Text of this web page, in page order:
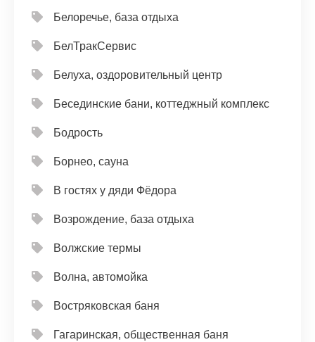
Белоречье, база отдыха
БелТракСервис
Белуха, оздоровительный центр
Бесединские бани, коттеджный комплекс
Бодрость
Борнео, сауна
В гостях у дяди Фёдора
Возрождение, база отдыха
Волжские термы
Волна, автомойка
Востряковская баня
Гагаринская, общественная баня